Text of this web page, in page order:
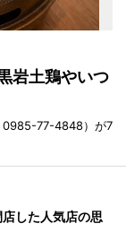
岩土鶏やいつ
0985-77-4848）が7
した人気店の思